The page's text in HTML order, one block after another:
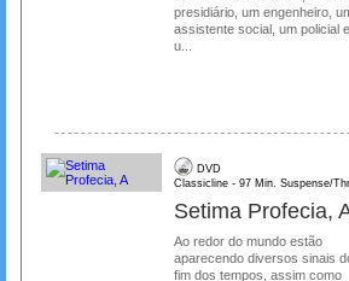
presidiário, um engenheiro,
assistente social, um policial e
u...
DVD
Classicline - 97 Min. Suspense/
Setima Profecia,
Ao redor do mundo estão
aparecendo diversos sinais
fim dos tempos, assim como